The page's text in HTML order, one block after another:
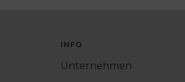
INFO
Unternehmen